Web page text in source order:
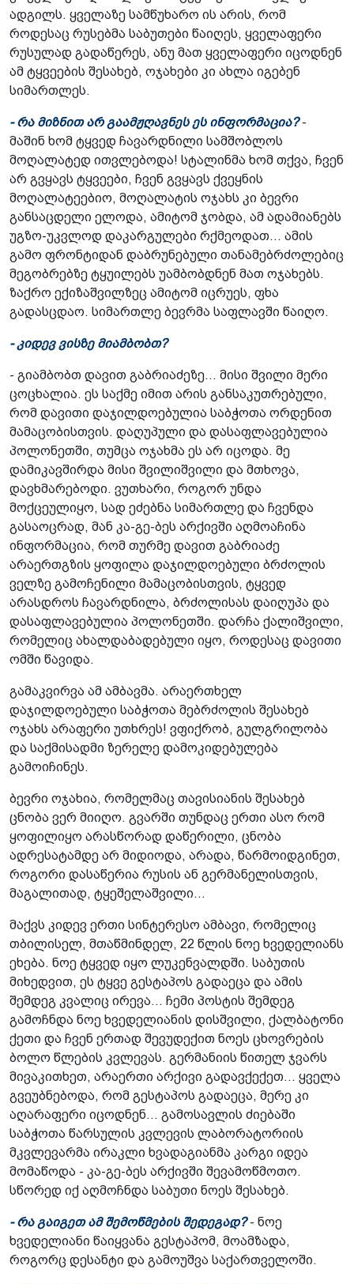
ადგილს. ყველაზე სამწუხარო ის არის, რომ
როდესაც რუსებმა საბუთები წაიღეს, ყველაფერი
რუსულად გადაწერეს, ანუ მათ ყველაფერი იცოდნენ
ამ ტყვეების შესახებ, ოჯახები კი ახლა იგებენ
სიმართლეს.
- რა მიზნით არ გაამჟღავნეს ეს ინფორმაცია?-
მაშინ ხომ ტყვედ ჩავარდნილი სამშობლოს
მოღალატედ ითვლებოდა! სტალინმა ხომ თქვა, ჩვენ
არ გვყავს ტყვეები, ჩვენ გვყავს ქვეყნის
მოღალატეებიო, მოღალატის ოჯახს კი ბევრი
განსაცდელი ელოდა, ამიტომ ჯობდა, ამ ადამიანებს
უგზო-უკვლოდ დაკარგულები რქმეოდათ... ამის
გამო ფრონტიდან დაბრუნებული თანამებრძოლებიც
მეგობრებზე ტყუილებს უამბობდნენ მათ ოჯახებს.
ზაქრო ექიზაშვილზეც ამიტომ იცრუეს, ფხა
გადასცდაო. სიმართლე ბევრმა საფლავში წაიღო.
- კიდევ ვისზე მიამბობთ?
- გიამბობთ დავით გაბრიაძეზე... მისი შვილი მერი
ცოცხალია. ეს საქმე იმით არის განსაკუთრებული,
რომ დავითი დაჯილდოებულია საბჭოთა ორდენით
მამაცობისთვის. დაღუპული და დასაფლავებულია
პოლონეთში, თუმცა ოჯახმა ეს არ იცოდა. მე
დამიკავშირდა მისი შვილიშვილი და მთხოვა,
დავხმარებოდი. ვუთხარი, როგორ უნდა
მოქცეულიყო, სად ეძებნა სიმართლე და ჩვენდა
გასაოცრად, მან კა-გე-ბეს არქივში აღმოაჩინა
ინფორმაცია, რომ თურმე დავით გაბრიაძე
არაერთგზის ყოფილა დაჯილდოებული ბრძოლის
ველზე გამოჩენილი მამაცობისთვის, ტყვედ
არასდროს ჩავარდნილა, ბრძოლისას დაიღუპა და
დასაფლავებულია პოლონეთში. დარჩა ქალიშვილი,
რომელიც ახალდაბადებული იყო, როდესაც დავითი
ომში წავიდა.
გამაკვირვა ამ ამბავმა. არაერთხელ
დაჯილდოებული საბჭოთა მებრძოლის შესახებ
ოჯახს არაფერი უთხრეს! ვფიქრობ, გულგრილობა
და საქმისადმი ზერელე დამოკიდებულება
გამოიჩინეს.
ბევრი ოჯახია, რომელმაც თავისიანის შესახებ
ცნობა ვერ მიიღო. გვარში თუნდაც ერთი ასო რომ
ყოფილიყო არასწორად დაწერილი, ცნობა
ადრესატამდე არ მიდიოდა, არადა, წარმოიდგინეთ,
როგორი დასაწერია რუსის ან გერმანელისთვის,
მაგალითად, ტყეშელაშვილი...
მაქვს კიდევ ერთი სინტერესო ამბავი, რომელიც
თბილისელ, მთაწმინდელ, 22 წლის ნოე ხვედელიანს
ეხება. ნოე ტყვედ იყო ლუკენვალდში. საბუთის
მიხედვით, ეს ტყვე გესტაპოს გადაეცა და ამის
შემდეგ კვალიც ირევა... ჩემი პოსტის შემდეგ
გამოჩნდა ნოე ხვედელიანის დისშვილი, ქალბატონი
ქეთი და ჩვენ ერთად შევუდექით ნოეს ცხოვრების
ბოლო წლების კვლევას. გერმანიის წითელ ჯვარს
მივაკითხეთ, არაერთი არქივი გადავქექეთ... ყველა
გვეუბნებოდა, რომ გესტაპოს გადაეცა, მერე კი
აღარაფერი იცოდნენ... გამოსავლის ძიებაში
საბჭოთა წარსულის კვლევის ლაბორატორიის
მკვლევარმა ირაკლი ხვადაგიანმა კარგი იდეა
მომაწოდა - კა-გე-ბეს არქივში შევამოწმოთო.
სწორედ იქ აღმოჩნდა საბუთი ნოეს შესახებ.
- რა გაიგეთ ამ შემოწმების შედეგად?- ნოე
ხვედელიანი წაიყვანა გესტაპომ, მოამზადა,
როგორც დესანტი და გამოუშვა საქართველოში.